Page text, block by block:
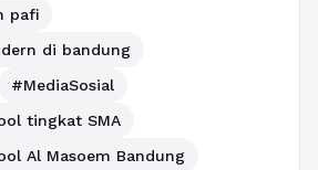
pafi
di bandung
#MediaSosial
tingkat SMA
Al Masoem Bandung